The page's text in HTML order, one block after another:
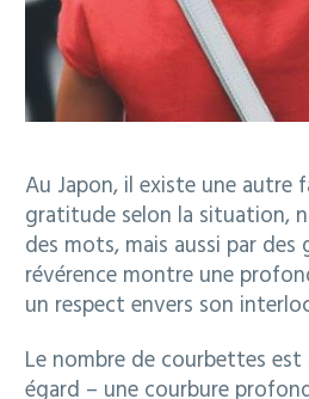
Au Japon, il existe une autre
gratitude selon la situation,
des mots, mais aussi par des
révérence montre une
un respect envers son
Le nombre de courbettes
égard – une courbure